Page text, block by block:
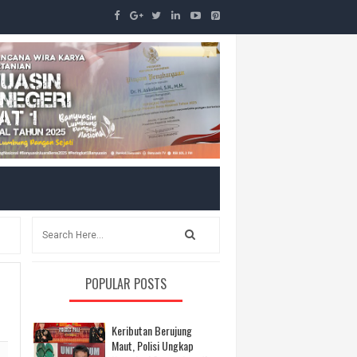
POPULAR POSTS
Keributan Berujung
Maut, Polisi Ungkap